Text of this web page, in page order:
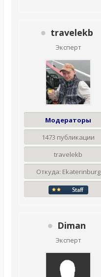
travelekb
Эксперт
Модераторы
1473 публикации
travelekb
Откуда: Ekaterinburg
Diman
Эксперт